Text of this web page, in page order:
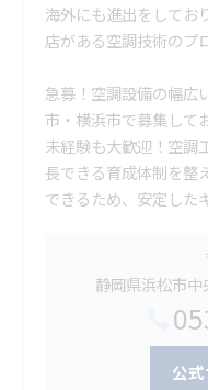
海外にも進出をしてお
店がある空調技術のプ
急募！空調設備の幅広
市・横浜市で募集して
未経験も大歓迎！空調
長できる育成体制を整
できるため、安定した
静岡県浜松市中
公